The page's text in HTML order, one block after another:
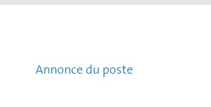
Annonce du poste